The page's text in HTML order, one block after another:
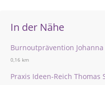
In der Nähe
Burnoutprävention
0,16 km
Praxis Ideen-Reich Thomas